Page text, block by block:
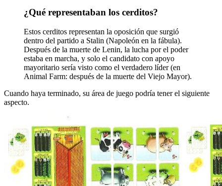
¿Qué representaban los cerditos?
Estos cerditos representan la oposición que surgió
dentro del partido a Stalin (Napoleón en la fábula).
Después de la muerte de Lenin, la lucha por el poder
estaba en marcha, y solo el candidato con apoyo
mayoritario sería visto como el verdadero líder (en
Animal Farm: después de la muerte del Viejo Mayor).
Cuando haya terminado, su área de juego podría tener el siguiente
aspecto.